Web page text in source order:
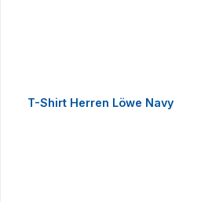
T-Shirt Herren Löwe Navy